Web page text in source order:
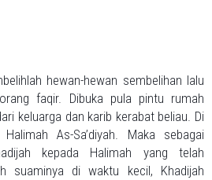
hewan-hewan sembelihan lalu
faqir. Dibuka pula pintu rumah
keluarga dan karib kerabat beliau. Di
As-Sa’diyah. Maka sebagai
kepada Halimah yang telah
suaminya di waktu kecil, Khadijah